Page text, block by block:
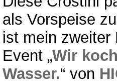
als Vorspeise
ist mein zweiter
Event „Wir
Wasser.“ von